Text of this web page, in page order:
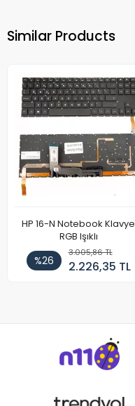
Similar Products
HP 16-N Notebook Klavye
RGB Işıklı
%26
3.005,86 TL
2.226,35 TL